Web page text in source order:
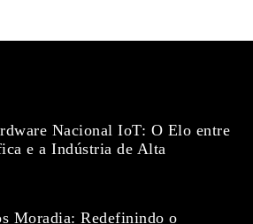
Nacional IoT: O Elo entre
e a Indústria de Alta
Moradia: Redefinindo o